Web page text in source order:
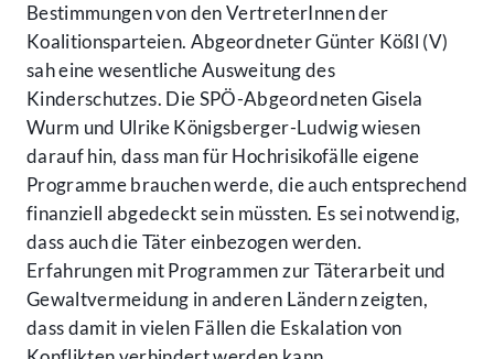
Bestimmungen von den VertreterInnen der
Koalitionsparteien. Abgeordneter Günter Kößl (V)
sah eine wesentliche Ausweitung des
Kinderschutzes. Die SPÖ-Abgeordneten Gisela
Wurm und Ulrike Königsberger-Ludwig wiesen
darauf hin, dass man für Hochrisikofälle eigene
Programme brauchen werde, die auch entsprechend
finanziell abgedeckt sein müssten. Es sei notwendig,
dass auch die Täter einbezogen werden.
Erfahrungen mit Programmen zur Täterarbeit und
Gewaltvermeidung in anderen Ländern zeigten,
dass damit in vielen Fällen die Eskalation von